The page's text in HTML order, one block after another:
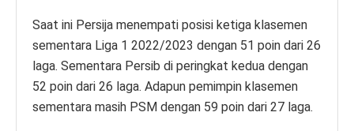
Saat ini Persija menempati posisi ketiga klasemen
sementara Liga 1 2022/2023 dengan 51 poin dari 26
laga. Sementara Persib di peringkat kedua dengan
52 poin dari 26 laga. Adapun pemimpin klasemen
sementara masih PSM dengan 59 poin dari 27 laga.